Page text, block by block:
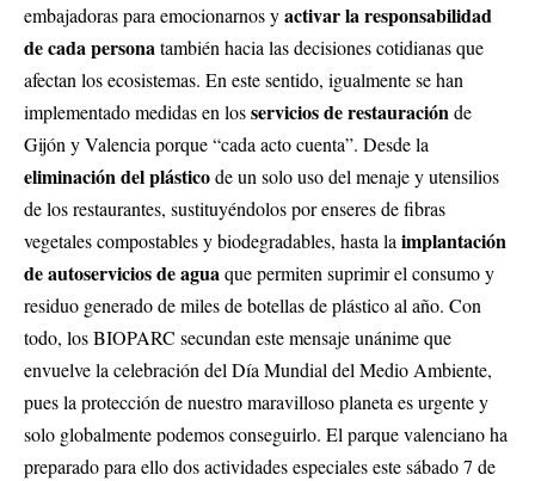
embajadoras para emocionarnos yactivar la responsabilidad
de cada personatambién hacia las decisiones cotidianas que
afectan los ecosistemas. En este sentido, igualmente se han
implementado medidas en losservicios de restauraciónde
Gijón y Valencia porque “cada acto cuenta”. Desde la
eliminación del plásticode un solo uso del menaje y utensilios
de los restaurantes, sustituyéndolos por enseres de fibras
vegetales compostables y biodegradables, hasta laimplantación
deautoservicios de aguaque permiten suprimir el consumo y
residuo generado de miles de botellas de plástico al año. Con
todo, los BIOPARC secundan este mensaje unánime que
envuelve la celebración del Día Mundial del Medio Ambiente,
pues la protección de nuestro maravilloso planeta es urgente y
solo globalmente podemos conseguirlo. El parque valenciano ha
preparado para ello dos actividades especiales este sábado 7 de